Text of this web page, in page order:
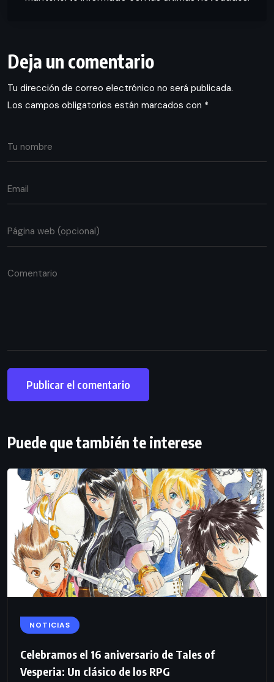
Deja un comentario
Tu dirección de correo electrónico no será publicada.
Los campos obligatorios están marcados con *
Puede que también te interese
NOTICIAS
Celebramos el 16 aniversario de Tales of
Vesperia: Un clásico de los RPG